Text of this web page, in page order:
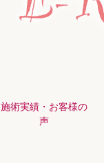
施術実績・お客様の
声